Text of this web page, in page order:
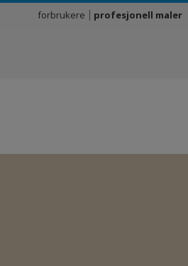
forbrukere profesjonell maler